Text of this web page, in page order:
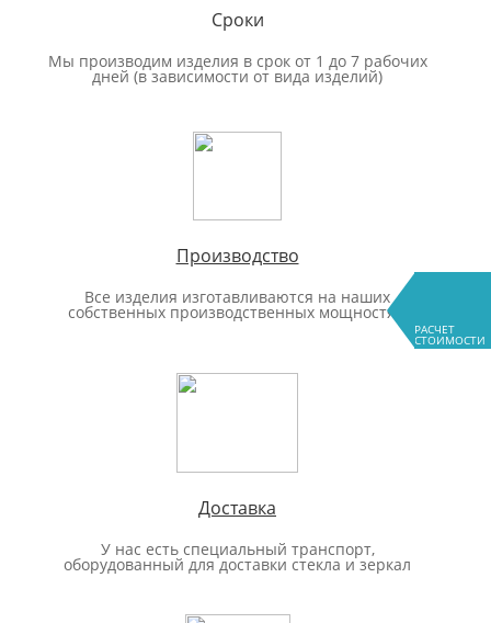
РАСЧЕТ
СТОИМОСТИ
Сроки
Мы производим изделия в срок от 1 до 7 рабочих
дней (в зависимости от вида изделий)
Производство
Все изделия изготавливаются на наших
собственных производственных мощностях.
Доставка
У нас есть специальный транспорт,
оборудованный для доставки стекла и зеркал